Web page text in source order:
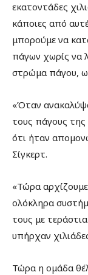
εκατοντάδες
κάποιες από
μπορούμε να
πάγων χωρίς να
στρώμα πάγου,
«Όταν
τους πάγους της
ότι ήταν
Σίγκερτ.
«Τώρα
ολόκληρα
τους με
υπήρχαν
Τώρα η ομάδα